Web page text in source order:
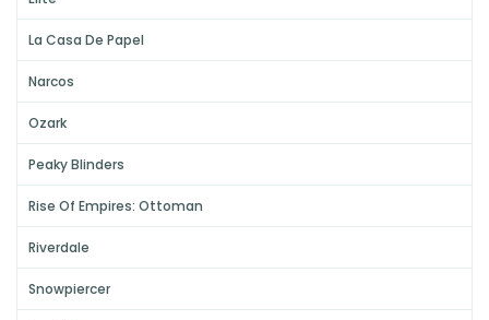
La Casa De Papel
Narcos
Ozark
Peaky Blinders
Rise Of Empires: Ottoman
Riverdale
Snowpiercer